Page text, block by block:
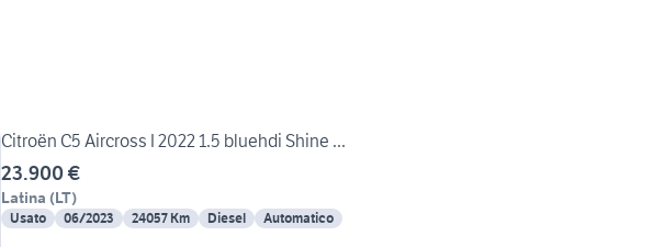
Citroën C5 Aircross I 2022 1.5 bluehdi Shine ...
23.900 €
Latina (LT)
Usato 06/2023 24057 Km Diesel Automatico